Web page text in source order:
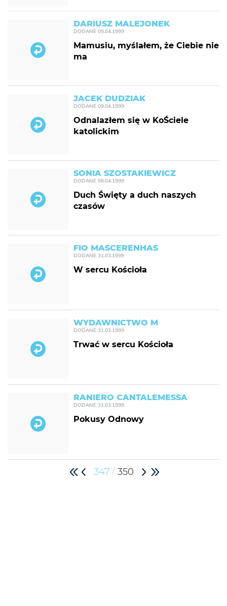
DARIUSZ MALEJONEK
DODANE 09.04.1999
Mamusiu, myślałem, że Ciebie nie
ma
JACEK DUDZIAK
DODANE 09.04.1999
Odnalazłem się w KoŚciele
katolickim
SONIA SZOSTAKIEWICZ
DODANE 08.04.1999
Duch Święty a duch naszych
czasów
FIO MASCERENHAS
DODANE 31.03.1999
W sercu Kościoła
WYDAWNICTWO M
DODANE 31.03.1999
Trwać w sercu Kościoła
RANIERO CANTALEMESSA
DODANE 31.03.1999
Pokusy Odnowy
347 / 350